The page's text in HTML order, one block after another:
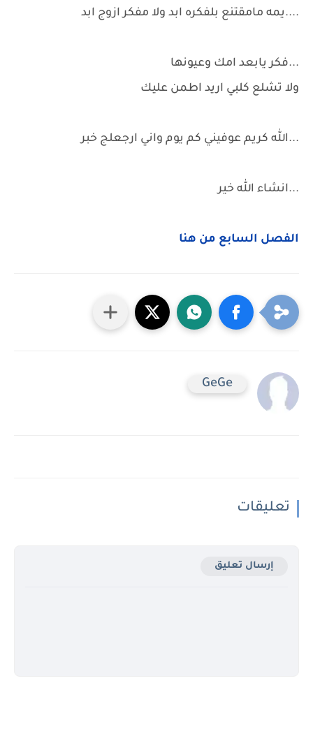
....يمه مامقتنع بلفكره ابد ولا مفكر ازوج ابد
...فكر يابعد امك وعيونها
ولا تشلع كلبي اريد اطمن عليك
...الله كريم عوفيني كم يوم واني ارجعلج خبر
...انشاء الله خير
الفصل السابع من هنا
GeGe
تعليقات
إرسال تعليق